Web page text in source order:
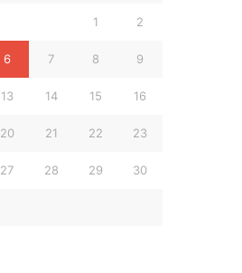
1 2
6 7 8 9
13 14 15 16
20 21 22 23
27 28 29 30